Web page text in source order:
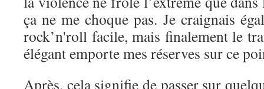
ça ne me choque pas. Je craignais
rock’n'roll facile, mais finalement le
élégant emporte mes réserves sur ce
Après, cela signifie de passer sur